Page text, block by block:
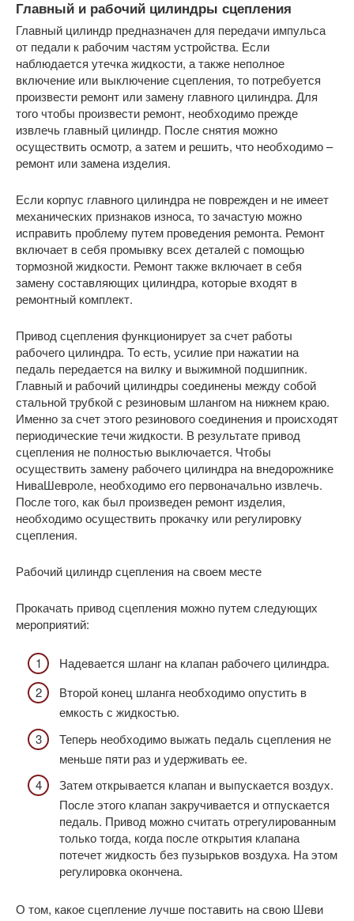
Главный и рабочий цилиндры сцепления
Главный цилиндр предназначен для передачи импульса
от педали к рабочим частям устройства. Если
наблюдается утечка жидкости, а также неполное
включение или выключение сцепления, то потребуется
произвести ремонт или замену главного цилиндра. Для
того чтобы произвести ремонт, необходимо прежде
извлечь главный цилиндр. После снятия можно
осуществить осмотр, а затем и решить, что необходимо –
ремонт или замена изделия.
Если корпус главного цилиндра не поврежден и не имеет
механических признаков износа, то зачастую можно
исправить проблему путем проведения ремонта. Ремонт
включает в себя промывку всех деталей с помощью
тормозной жидкости. Ремонт также включает в себя
замену составляющих цилиндра, которые входят в
ремонтный комплект.
Привод сцепления функционирует за счет работы
рабочего цилиндра. То есть, усилие при нажатии на
педаль передается на вилку и выжимной подшипник.
Главный и рабочий цилиндры соединены между собой
стальной трубкой с резиновым шлангом на нижнем краю.
Именно за счет этого резинового соединения и происходят
периодические течи жидкости. В результате привод
сцепления не полностью выключается. Чтобы
осуществить замену рабочего цилиндра на внедорожнике
НиваШевроле, необходимо его первоначально извлечь.
После того, как был произведен ремонт изделия,
необходимо осуществить прокачку или регулировку
сцепления.
Рабочий цилиндр сцепления на своем месте
Прокачать привод сцепления можно путем следующих
мероприятий:
Надевается шланг на клапан рабочего цилиндра.
Второй конец шланга необходимо опустить в
емкость с жидкостью.
Теперь необходимо выжать педаль сцепления не
меньше пяти раз и удерживать ее.
Затем открывается клапан и выпускается воздух.
После этого клапан закручивается и отпускается
педаль. Привод можно считать отрегулированным
только тогда, когда после открытия клапана
потечет жидкость без пузырьков воздуха. На этом
регулировка окончена.
О том, какое сцепление лучше поставить на свою Шеви